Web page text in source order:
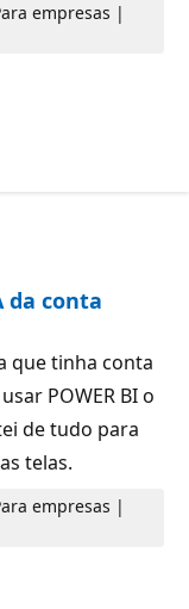
empresas |
da conta
que tinha conta
POWER BI o
de tudo para
telas.
empresas |